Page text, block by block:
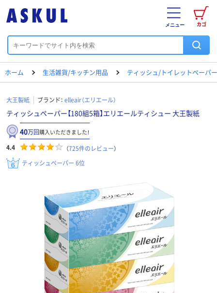
カゴ
メニュー
ホーム 生活雑貨/キッチン用品 ティッシュ/トイレットペーパ
大王製紙 ブランド： elleair（エリエール）
ティッシュペーパー【180組5箱】エリエールティシュー 大王製紙
40万回購入いただきました！
4.4 （725件のレビュー）
ティッシュペーパー 6位